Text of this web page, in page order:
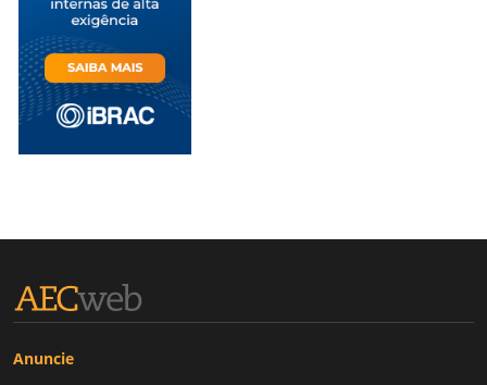
Anuncie